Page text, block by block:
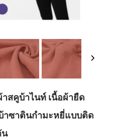
าสคูบ้าไนท์ เนื้อผ้ายืด
าซาตินกำมะหยี่แบบติด
น